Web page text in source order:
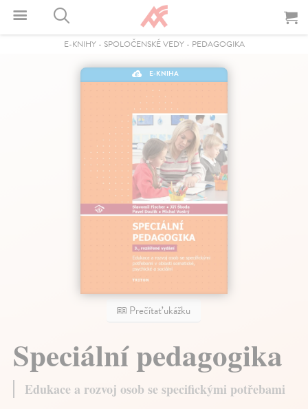
E-KNIHY- SPOLOČENSKÉ VEDY- PEDAGOGIKA
E-KNIHA
Prečítať ukážku
Speciální pedagogika
Edukace a rozvoj osob se specifickými potřebami